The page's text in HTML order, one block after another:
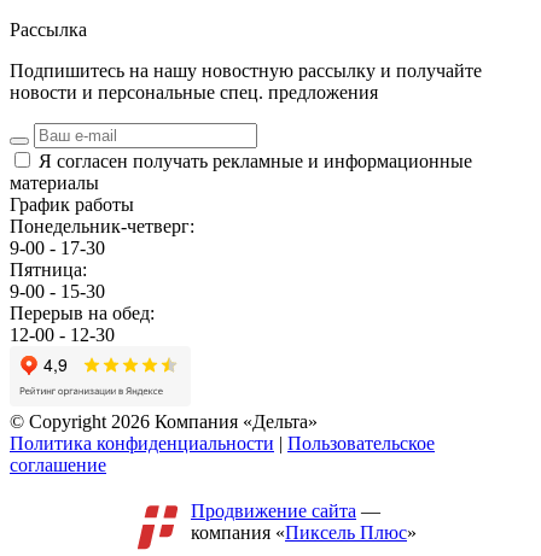
Рассылка
Подпишитесь на нашу новостную рассылку и получайте
новости и персональные спец. предложения
Я согласен получать рекламные и информационные
материалы
График работы
Понедельник-четверг:
9-00 - 17-30
Пятница:
9-00 - 15-30
Перерыв на обед:
12-00 - 12-30
© Copyright 2026 Компания «Дельта»
Политика конфиденциальности | Пользовательское
соглашение
Продвижение сайта —
компания «Пиксель Плюс»